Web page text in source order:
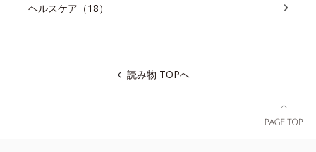
ヘルスケア（18）
読み物 TOPへ